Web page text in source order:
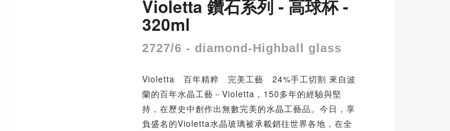
Violetta 鑽石系列 - 高球杯 -
320ml
2727/6 - diamond-Highball glass
Violetta 百年精粹 完美工藝 24%手工切割 來自波
蘭的百年水晶工藝－Violetta，150多年的經驗與堅
持，在歷史中創作出無數完美的水晶工藝品。今日，享
負盛名的Violetta水晶玻璃被承載銷往世界各地，在全